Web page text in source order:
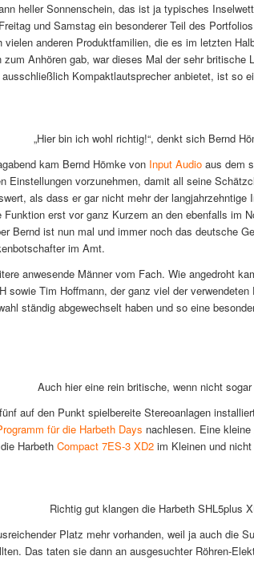
heller Sonnenschein, das ist ja typisches
und Samstag ein besonderer Teil des
vielen anderen Produktfamilien, die es im letzten
zum Anhören gab, war dieses Mal der sehr britische
Kompaktlautsprecher anbietet, ist so
„Hier bin ich wohl richtig!“, denkt sich Bernd
kam Bernd Hömke von Input Audio aus dem
Einstellungen vorzunehmen, damit all seine
als dass er gar nicht mehr der langjahrzehntige
erst vor ganz Kurzem an den ebenfalls im
Bernd ist nun mal und immer noch das deutsche
im Amt.
anwesende Männer vom Fach. Wie angedroht
sowie Tim Hoffmann, der ganz viel der
ständig abgewechselt haben und so eine
Auch hier eine rein britische, wenn nicht
auf den Punkt spielbereite Stereoanlagen
für die Harbeth Days nachlesen. Eine
Harbeth Compact 7ES-3 XD2 im Kleinen und
Richtig gut klangen die Harbeth SHL5plus
Platz mehr vorhanden, weil ja auch die
Das taten sie dann an ausgesuchter Röhren-